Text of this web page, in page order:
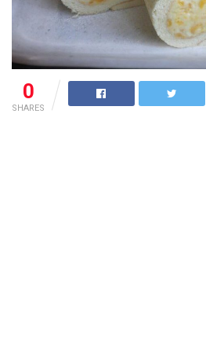
0
SHARES